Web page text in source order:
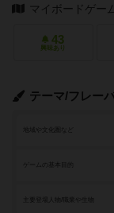
マイボードゲー
43
興味あり
テーマ/フレー
地域や文化圏など
ゲームの基本目的